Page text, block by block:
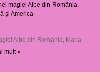
magiei Albe din România,
și America
Albe din România, Maria
mult »